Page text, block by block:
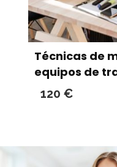
Técnicas de
equipos de
120 €